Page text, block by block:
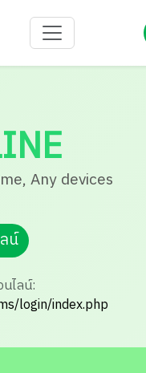
Any devices
น์
นไลน์:
login/index.php